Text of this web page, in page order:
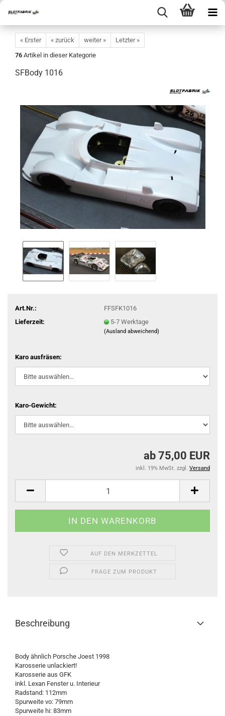
« Erster « zurück weiter »
Letzter »
76 Artikel in dieser Kategorie
SFBody 1016
Art.Nr.:
FFSFK1016
Lieferzeit:
5-7 Werktage
(Ausland abweichend)
Karo ausfräsen:
Karo-Gewicht:
ab 75,00 EUR
inkl. 19% MwSt. zzgl. Versand
AUF DEN MERKZETTEL
FRAGE ZUM PRODUKT
Beschreibung
Body ähnlich Porsche Joest 1998
Karosserie unlackiert!
Karosserie aus GFK
inkl. Lexan Fenster u. Interieur
Radstand: 112mm
Spurweite vo: 79mm
Spurweite hi: 83mm